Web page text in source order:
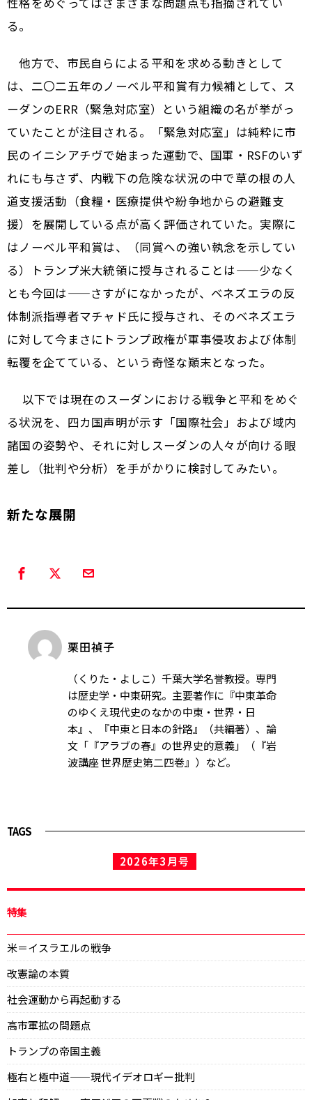
る。
他方で、市民自らによる平和を求める動きとして
は、二〇二五年のノーベル平和賞有力候補として、ス
ーダンのERR（緊急対応室）という組織の名が挙がっ
ていたことが注目される。「緊急対応室」は純粋に市
民のイニシアチヴで始まった運動で、国軍・RSFのいず
れにも与さず、内戦下の危険な状況の中で草の根の人
道支援活動（食糧・医療提供や紛争地からの避難支
援）を展開している点が高く評価されていた。実際に
はノーベル平和賞は、（同賞への強い執念を示してい
る）トランプ米大統領に授与されることは——少なく
とも今回は——さすがになかったが、ベネズエラの反
体制派指導者マチャド氏に授与され、そのベネズエラ
に対して今まさにトランプ政権が軍事侵攻および体制
転覆を企てている、という奇怪な顚末となった。
以下では現在のスーダンにおける戦争と平和をめぐ
る状況を、四カ国声明が示す「国際社会」および域内
諸国の姿勢や、それに対しスーダンの人々が向ける眼
差し（批判や分析）を手がかりに検討してみたい。
新たな展開
栗田禎子
（くりた・よしこ）千葉大学名誉教授。専門
は歴史学・中東研究。主要著作に『中東革命
のゆくえ――現代史のなかの中東・世界・日
本』、『中東と日本の針路』（共編著）、論
文「『アラブの春』の世界史的意義」（『岩
波講座 世界歴史第二四巻』）など。
TAGS
2026年3月号
特集
米＝イスラエルの戦争
改憲論の本質
社会運動から再起動する
高市軍拡の問題点
トランプの帝国主義
極右と極中道——現代イデオロギー批判